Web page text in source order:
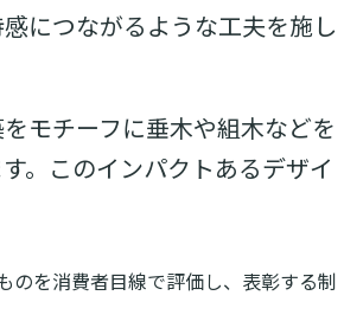
につながるような工夫を施し
モチーフに垂木や組木などを
。このインパクトあるデザイ
を消費者目線で評価し、表彰する制